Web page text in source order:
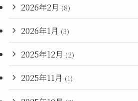
2026年2月 (8)
2026年1月 (3)
2025年12月 (2)
2025年11月 (1)